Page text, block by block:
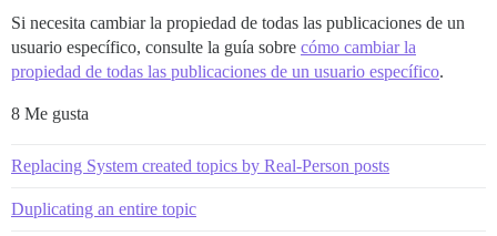
Si necesita cambiar la propiedad de todas las publicaciones de un
usuario específico, consulte la guía sobre cómo cambiar la
propiedad de todas las publicaciones de un usuario específico.
8 Me gusta
Replacing System created topics by Real-Person posts
Duplicating an entire topic